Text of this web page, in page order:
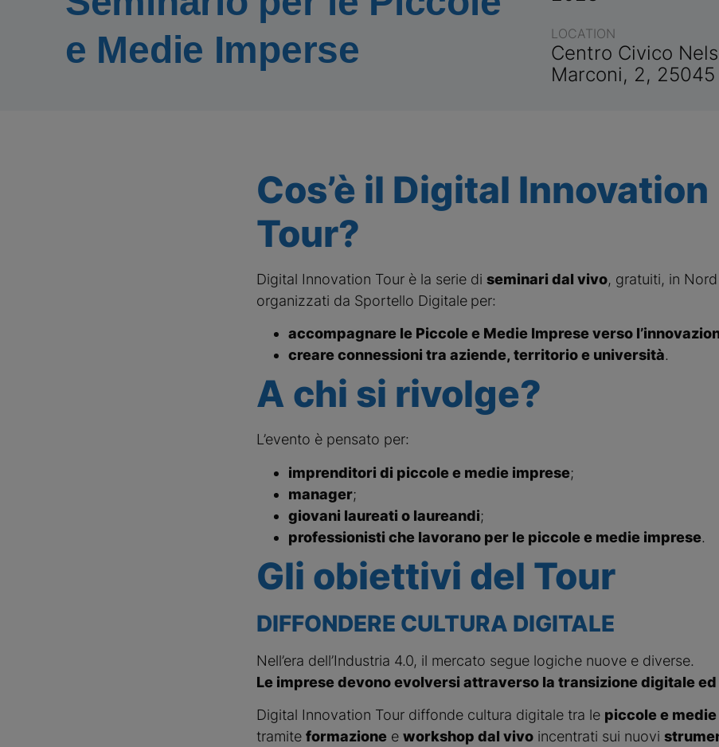
e Medie Imperse
LOCATION
Centro Civico
Marconi, 2,
Cos’è il Digital Innovation
Tour?
Digital Innovation Tour è la serie di seminari dal vivo, gratuiti, in
organizzati da Sportello Digitale per:
accompagnare le Piccole e Medie Imprese verso
creare connessioni tra aziende, territorio e università.
A chi si rivolge?
L’evento è pensato per:
imprenditori di piccole e medie imprese;
manager;
giovani laureati o laureandi;
professionisti che lavorano per le piccole e medie imprese.
Gli obiettivi del Tour
DIFFONDERE CULTURA DIGITALE
Nell’era dell’Industria 4.0, il mercato segue logiche nuove e diverse.
Le imprese devono evolversi attraverso la transizione digitale
Digital Innovation Tour diffonde cultura digitale tra le piccole e
tramite formazione e workshop dal vivo incentrati sui nuovi